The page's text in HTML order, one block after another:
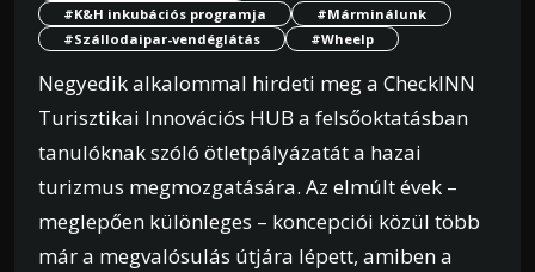
#K&H inkubációs programja
#Márminálunk
#Szállodaipar-vendéglátás
#Wheelp
Negyedik alkalommal hirdeti meg a CheckINN
Turisztikai Innovációs HUB a felsőoktatásban
tanulóknak szóló ötletpályázatát a hazai
turizmus megmozgatására. Az elmúlt évek –
meglepően különleges – koncepciói közül több
már a megvalósulás útjára lépett, amiben a